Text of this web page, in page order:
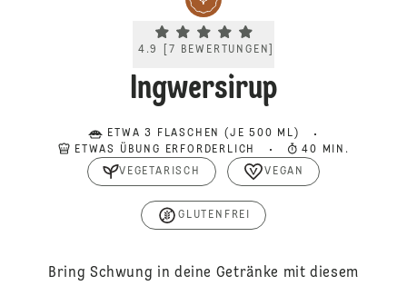
Current rating 4.9. Click to rate.
4.9 7 BEWERTUNGEN
Ingwersirup
ETWA 3 FLASCHEN (JE 500 ML)
ETWAS ÜBUNG ERFORDERLICH
40 MIN.
VEGETARISCH
VEGAN
GLUTENFREI
Bring Schwung in deine Getränke mit diesem